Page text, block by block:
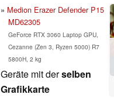
Medion Erazer Defender P15
MD62305
GeForce RTX 3060 Laptop GPU,
Cezanne (Zen 3, Ryzen 5000) R7
5800H, 2 kg
Geräte mit derselben
Grafikkarte